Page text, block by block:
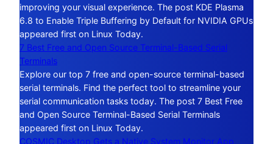
improving your visual experience. The post KDE Plasma
6.8 to Enable Triple Buffering by Default for NVIDIA GPUs
appeared first on Linux Today.
7 Best Free and Open Source Terminal-Based Serial
Terminals
Explore our top 7 free and open-source terminal-based
serial terminals. Find the perfect tool to streamline your
serial communication tasks today. The post 7 Best Free
and Open Source Terminal-Based Serial Terminals
appeared first on Linux Today.
COSMIC Desktop Gets a Native System Monitor App